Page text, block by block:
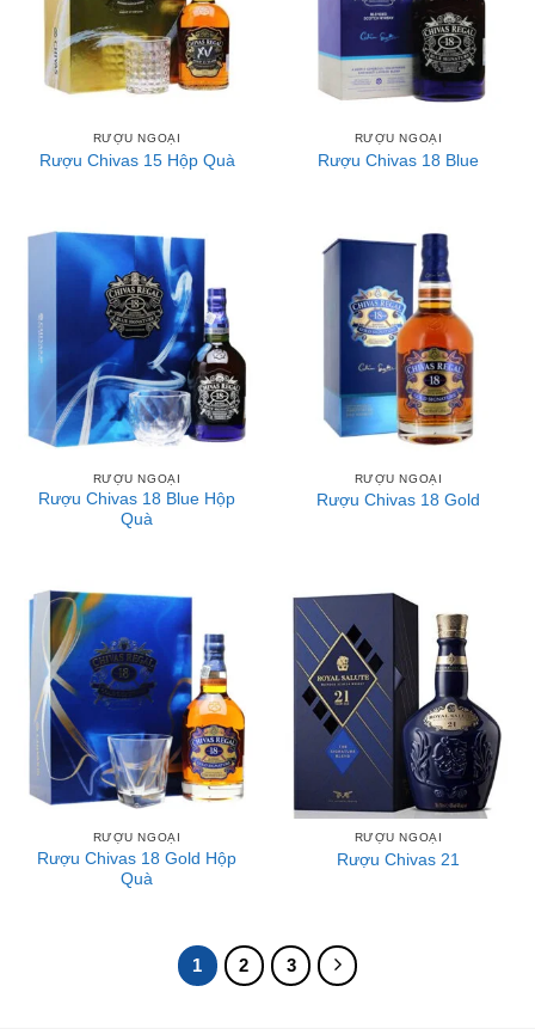
RƯỢU NGOẠI
Rượu Chivas 15 Hộp Quà
RƯỢU NGOẠI
Rượu Chivas 18 Blue
RƯỢU NGOẠI
Rượu Chivas 18 Blue Hộp
Quà
RƯỢU NGOẠI
Rượu Chivas 18 Gold
RƯỢU NGOẠI
Rượu Chivas 18 Gold Hộp
Quà
RƯỢU NGOẠI
Rượu Chivas 21
1 2 3